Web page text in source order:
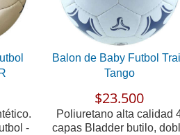
-
Balon de Baby Futbol
Tango
$23.500
Poliuretano alta calidad
capas Bladder butilo,